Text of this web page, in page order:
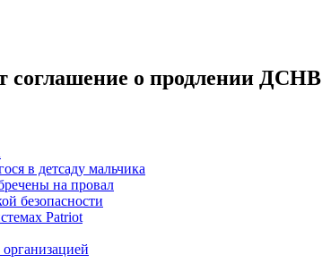
соглашение о продлении ДСНВ
в детсаду мальчика
на провал
безопасности
Patriot